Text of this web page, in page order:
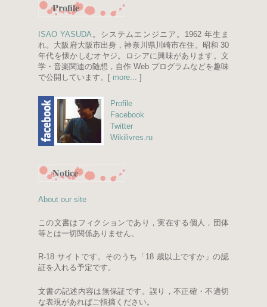
Profile
ISAO YASUDA。システムエンジニア。1962 年生ま
れ。大阪府大阪市出身，神奈川県川崎市在住。昭和 30
年代を懐かしむオヤジ。ロシアに興味があります。文
学・音楽関連の随想，自作 Web プログラムなどを趣味
で公開しています。[ more... ]
Profile
Facebook
Twitter
Wikilivres.ru
Notice
About our site
この文書はフィクションであり，実在する個人，団体
等とは一切関係ありません。
R-18 サイトです。そのうち「18 歳以上ですか」の認
証を入れる予定です。
文書の記述内容は無保証です。誤り，不正確・不適切
な表現があればご指摘ください。